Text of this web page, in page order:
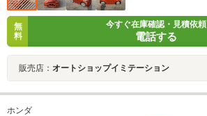
無
料
今すぐ在庫確認・見積依頼
電話する
販売店： オートショップイミテーション
ホンダ